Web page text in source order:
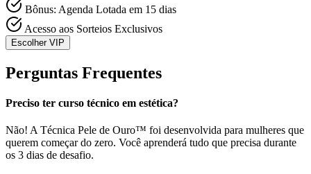
Bônus: Agenda Lotada em 15 dias
Acesso aos Sorteios Exclusivos
Escolher VIP
Perguntas Frequentes
Preciso ter curso técnico em estética?
Não! A Técnica Pele de Ouro™ foi desenvolvida para mulheres que
querem começar do zero. Você aprenderá tudo que precisa durante
os 3 dias de desafio.